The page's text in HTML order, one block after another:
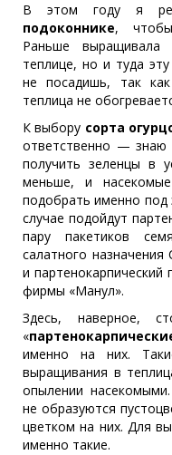
В этом году я
подоконнике,
Раньше выращивала
теплице, но и туда
не посадишь, так
теплица не
К выбору сорта
ответственно —
получить зеленцы в
меньше, и
подобрать именно под
случае подойдут
пару пакетиков
салатного
и
фирмы «Манул».
Здесь, наверное,
«
именно на них.
выращивания в
опылении
не образуются
цветком на них. Для
именно такие.